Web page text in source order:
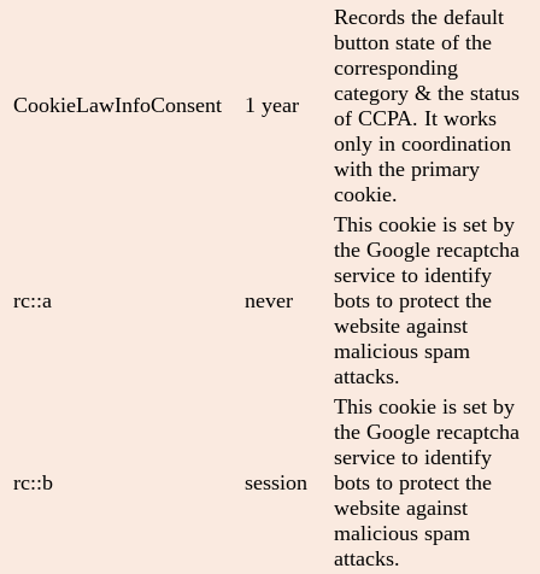
CookieLawInfoConsent 1 year
Records the default
button state of the
corresponding
category & the status
of CCPA. It works
only in coordination
with the primary
cookie.
rc::a never
This cookie is set by
the Google recaptcha
service to identify
bots to protect the
website against
malicious spam
attacks.
rc::b session
This cookie is set by
the Google recaptcha
service to identify
bots to protect the
website against
malicious spam
attacks.